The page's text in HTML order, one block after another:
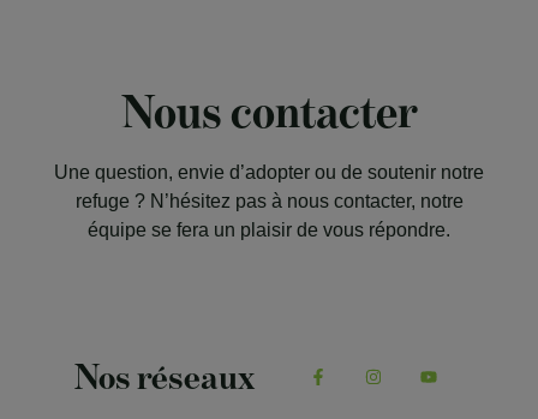
Nous contacter
Une question, envie d’adopter ou de soutenir notre
refuge ? N’hésitez pas à nous contacter, notre
équipe se fera un plaisir de vous répondre.
Nos réseaux